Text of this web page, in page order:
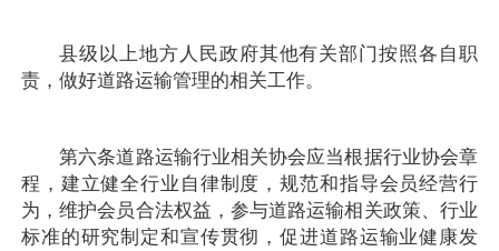
县级以上地方人民政府其他有关部门按照各自职
责，做好道路运输管理的相关工作。
第六条道路运输行业相关协会应当根据行业协会章
程，建立健全行业自律制度，规范和指导会员经营行
为，维护会员合法权益，参与道路运输相关政策、行业
标准的研究制定和宣传贯彻，促进道路运输业健康发